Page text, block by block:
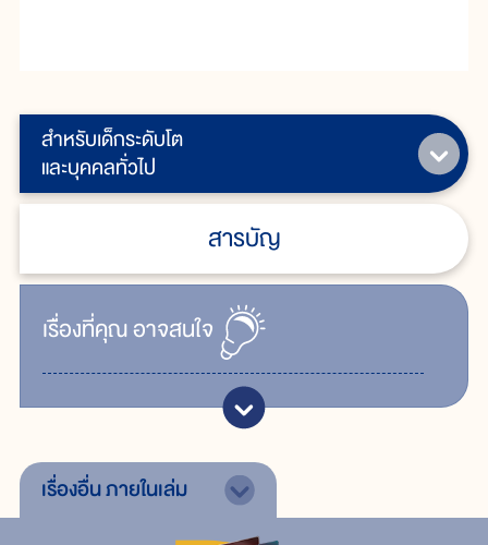
สำหรับเด็กระดับโต
และบุคคลทั่วไป
สารบัญ
เรื่ิองที่คุณอาจสนใจ
เรื่องอื่นภายในเล่ม